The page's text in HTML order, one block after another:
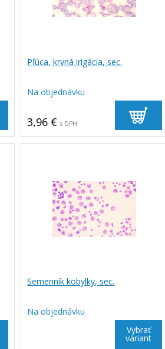
Pľúca, krvná irigácia, sec.
Na objednávku
3,96 € s DPH
Semenník kobylky, sec.
Na objednávku
Vybrať
variant